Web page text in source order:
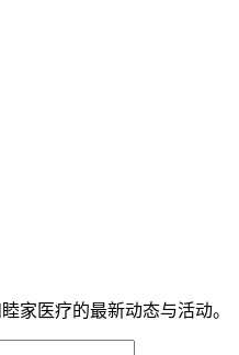
家医疗的最新动态与活动。